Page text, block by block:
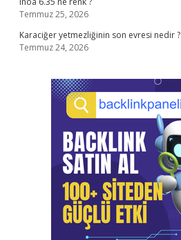
Temmuz 25, 2026
Karaciğer yetmezliğinin son evresi nedir ?
Temmuz 24, 2026